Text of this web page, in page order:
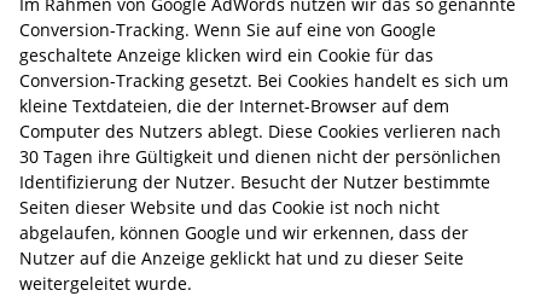
Conversion-Tracking. Wenn Sie auf eine von Google
geschaltete Anzeige klicken wird ein Cookie für das
Conversion-Tracking gesetzt. Bei Cookies handelt es sich um
kleine Textdateien, die der Internet-Browser auf dem
Computer des Nutzers ablegt. Diese Cookies verlieren nach
30 Tagen ihre Gültigkeit und dienen nicht der persönlichen
Identifizierung der Nutzer. Besucht der Nutzer bestimmte
Seiten dieser Website und das Cookie ist noch nicht
abgelaufen, können Google und wir erkennen, dass der
Nutzer auf die Anzeige geklickt hat und zu dieser Seite
weitergeleitet wurde.